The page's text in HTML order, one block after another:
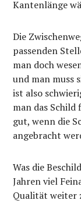
Kantenlänge
Die
passenden
man doch
und man muss
ist also
man das
gut, wenn die
angebracht
Was die
Jahren viel
Qualität weiter